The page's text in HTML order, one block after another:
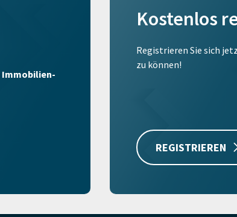
Immobilien-
Kostenlos
Registrieren Sie sich
zu können!
REGISTRIEREN